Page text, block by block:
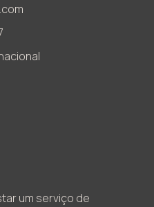
um serviço de